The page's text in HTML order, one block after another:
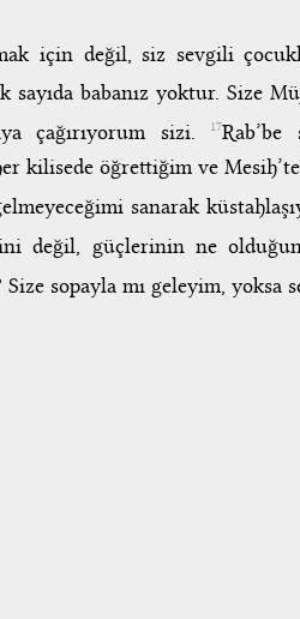
için değil, siz sevgili
sayıda babanız yoktur. Size
çağırıyorum sizi.
17
kilisede öğrettiğim ve
sanarak
değil, güçlerinin ne
sopayla mı geleyim, yoksa